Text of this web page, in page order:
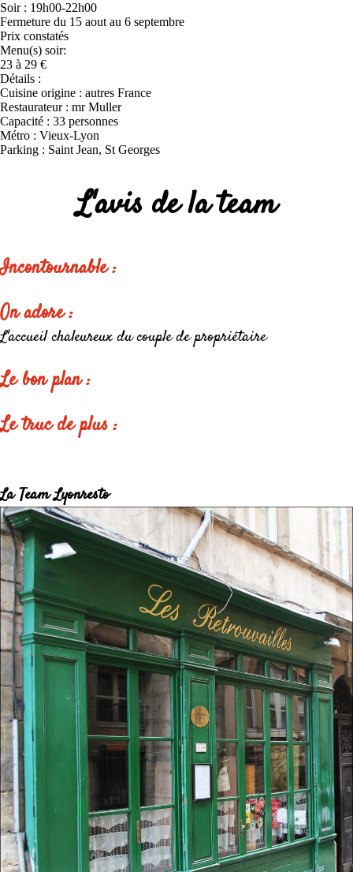
Soir : 19h00-22h00
Fermeture du 15 aout au 6 septembre
Prix constatés
Menu(s) soir:
23 à 29 €
Détails :
Cuisine origine : autres France
Restaurateur : mr Muller
Capacité : 33 personnes
Métro : Vieux-Lyon
Parking : Saint Jean, St Georges
L'avis de la team
Incontournable :
On adore :
L'accueil chaleureux du couple de propriétaire
Le bon plan :
Le truc de plus :
La Team Lyonresto